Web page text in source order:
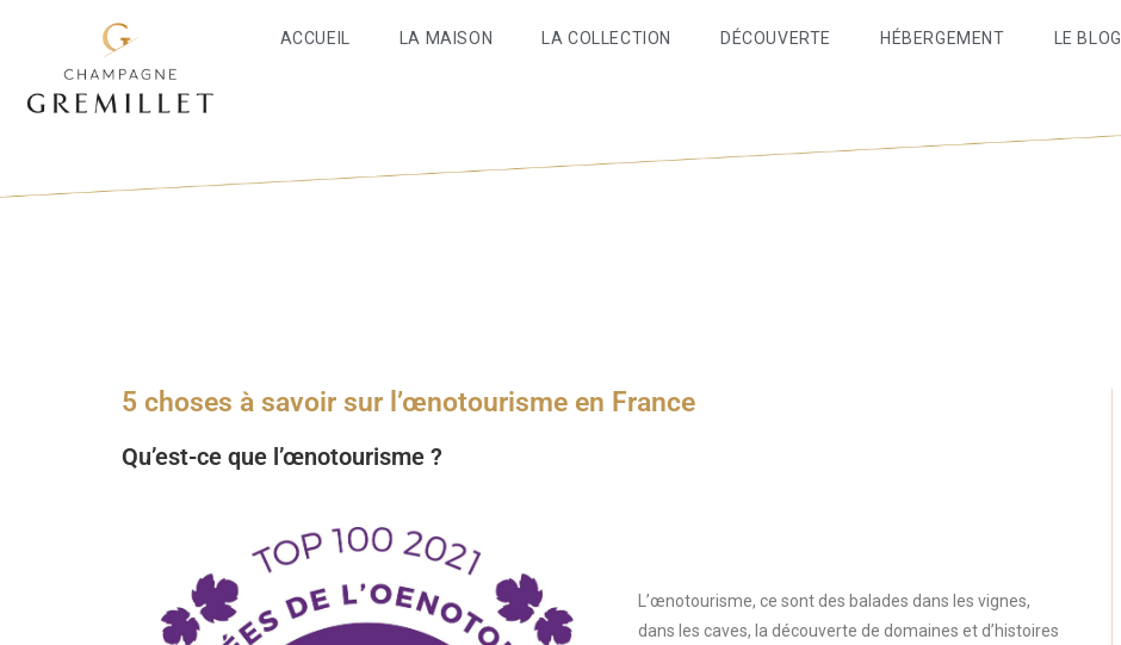
ACCUEIL LA MAISON LA COLLECTION DÉCOUVERTE HÉBERGEMENT LE BLOG
5 choses à savoir sur l’œnotourisme en France
Qu’est-ce que l’œnotourisme ?
L’œnotourisme, ce sont des balades dans les vignes,
dans les caves, la découverte de domaines et d’histoires